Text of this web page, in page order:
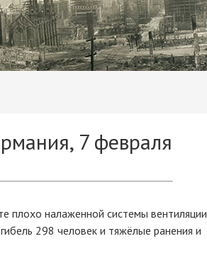
7 февраля
плохо налаженной системы вентиляции
298 человек и тяжёлые ранения и